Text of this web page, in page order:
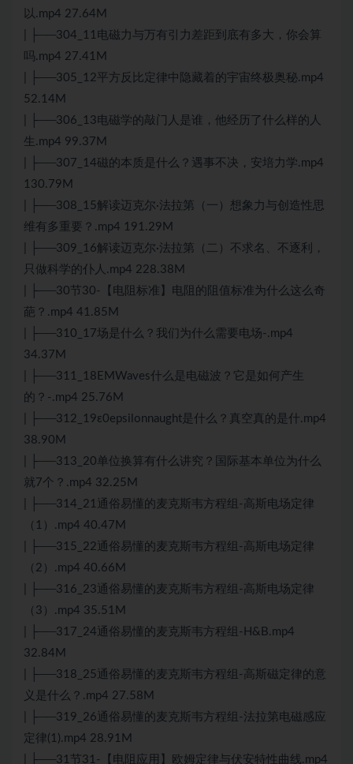
以.mp4 27.64M
| ├──304_11电磁力与万有引力差距到底有多大，你会算
吗.mp4 27.41M
| ├──305_12平方反比定律中隐藏着的宇宙终极奥秘.mp4
52.14M
| ├──306_13电磁学的敲门人是谁，他经历了什么样的人
生.mp4 99.37M
| ├──307_14磁的本质是什么？遇事不决，安培力学.mp4
130.79M
| ├──308_15解读迈克尔·法拉第（一）想象力与创造性思
维有多重要？.mp4 191.29M
| ├──309_16解读迈克尔·法拉第（二）不求名、不逐利，
只做科学的仆人.mp4 228.38M
| ├──30节30-【电阻标准】电阻的阻值标准为什么这么奇
葩？.mp4 41.85M
| ├──310_17场是什么？我们为什么需要电场-.mp4
34.37M
| ├──311_18EMWaves什么是电磁波？它是如何产生
的？-.mp4 25.76M
| ├──312_19ε0epsilonnaught是什么？真空真的是什.mp4
38.90M
| ├──313_20单位换算有什么讲究？国际基本单位为什么
就7个？.mp4 32.25M
| ├──314_21通俗易懂的麦克斯韦方程组-高斯电场定律
（1）.mp4 40.47M
| ├──315_22通俗易懂的麦克斯韦方程组-高斯电场定律
（2）.mp4 40.66M
| ├──316_23通俗易懂的麦克斯韦方程组-高斯电场定律
（3）.mp4 35.51M
| ├──317_24通俗易懂的麦克斯韦方程组-H&B.mp4
32.84M
| ├──318_25通俗易懂的麦克斯韦方程组-高斯磁定律的意
义是什么？.mp4 27.58M
| ├──319_26通俗易懂的麦克斯韦方程组-法拉第电磁感应
定律(1).mp4 28.91M
| ├──31节31-【电阻应用】欧姆定律与伏安特性曲线.mp4